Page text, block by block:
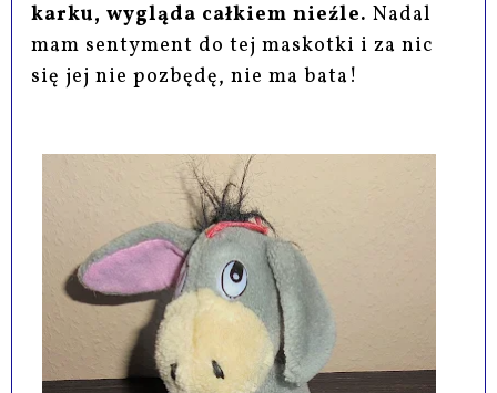
karku, wygląda całkiem nieźle.Nadal
mam sentyment do tej maskotki i za nic
się jej nie pozbędę, nie ma bata!